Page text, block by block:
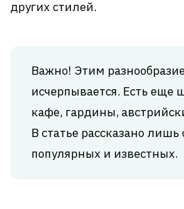
других стилей.
Важно! Этим
исчерпывается. Есть еще
кафе, гардины,
В статье рассказано лишь
популярных и известных.